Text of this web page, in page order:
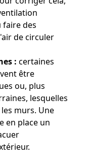
faire des
de circuler
: certaines
être
ou, plus
lesquelles
murs. Une
en place un